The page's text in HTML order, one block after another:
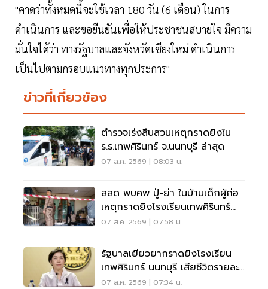
"คาดว่าทั้งหมดนี้จะใช้เวลา 180 วัน (6 เดือน) ในการ
ดำเนินการ และขอยืนยันเพื่อให้ประชาชนสบายใจ มีความ
มั่นใจได้ว่า ทางรัฐบาลและจังหวัดเชียงใหม่ ดำเนินการ
เป็นไปตามกรอบแนวทางทุกประการ"
ข่าวที่เกี่ยวข้อง
ตำรวจเร่งสืบสวนเหตุกราดยิงใน
ร.ร.เทพศิรินทร์ จ.นนทบุรี ล่าสุด
07 ส.ค. 2569 | 08:03 น.
สลด พบศพ ปู่-ย่า ในบ้านเด็กผู้ก่อ
เหตุกราดยิงโรงเรียนเทพศิรินทร์
นนทบุรี
07 ส.ค. 2569 | 07:58 น.
รัฐบาลเยียวยากราดยิงโรงเรียน
เทพศิรินทร์ นนทบุรี เสียชีวิตรายละ
1 ล้าน
07 ส.ค. 2569 | 07:34 น.